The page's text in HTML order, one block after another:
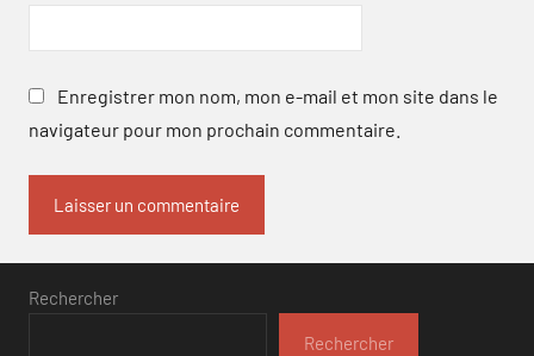
Enregistrer mon nom, mon e-mail et mon site dans le
navigateur pour mon prochain commentaire.
Rechercher
Rechercher